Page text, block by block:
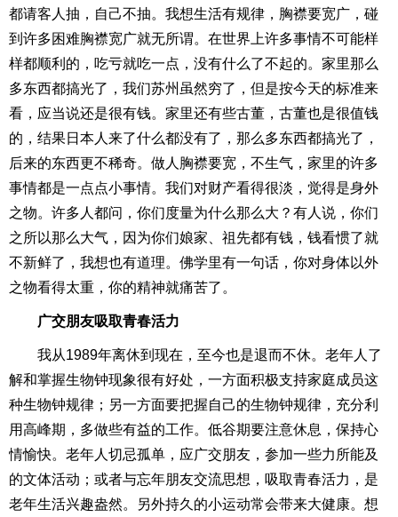
都请客人抽，自己不抽。我想生活有规律，胸襟要宽广，碰
到许多困难胸襟宽广就无所谓。在世界上许多事情不可能样
样都顺利的，吃亏就吃一点，没有什么了不起的。家里那么
多东西都搞光了，我们苏州虽然穷了，但是按今天的标准来
看，应当说还是很有钱。家里还有些古董，古董也是很值钱
的，结果日本人来了什么都没有了，那么多东西都搞光了，
后来的东西更不稀奇。做人胸襟要宽，不生气，家里的许多
事情都是一点点小事情。我们对财产看得很淡，觉得是身外
之物。许多人都问，你们度量为什么那么大？有人说，你们
之所以那么大气，因为你们娘家、祖先都有钱，钱看惯了就
不新鲜了，我想也有道理。佛学里有一句话，你对身体以外
之物看得太重，你的精神就痛苦了。
广交朋友吸取青春活力
我从1989年离休到现在，至今也是退而不休。老年人了
解和掌握生物钟现象很有好处，一方面积极支持家庭成员这
种生物钟规律；另一方面要把握自己的生物钟规律，充分利
用高峰期，多做些有益的工作。低谷期要注意休息，保持心
情愉快。老年人切忌孤单，应广交朋友，参加一些力所能及
的文体活动；或者与忘年朋友交流思想，吸取青春活力，是
老年生活兴趣盎然。另外持久的小运动常会带来大健康。想